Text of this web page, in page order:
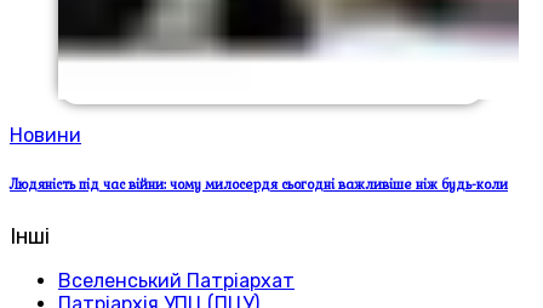
Новини
Людяність під час війни: чому милосердя сьогодні важливіше ніж будь-коли
Інші
Вселенський Патріархат